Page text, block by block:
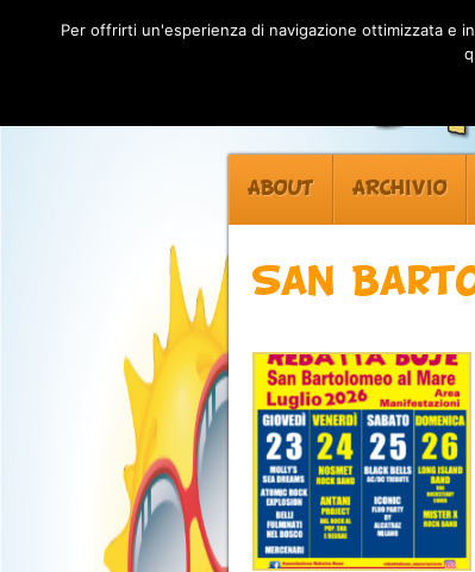
ABOUT ARCHIVIO
San
Per offrirti un'esperienza di navigazione ottimizzata e